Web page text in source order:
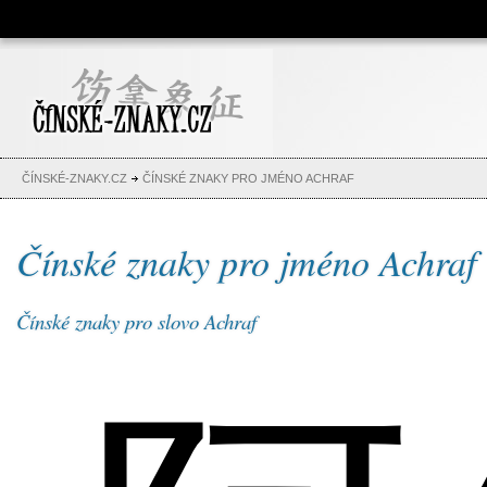
Čínské znaky, česko-čínský
slovník, abeceda, jména,
tetování
ČÍNSKÉ-ZNAKY.CZ ČÍNSKÉ ZNAKY PRO JMÉNO ACHRAF
Čínské znaky pro jméno Achraf
Čínské znaky pro slovo Achraf